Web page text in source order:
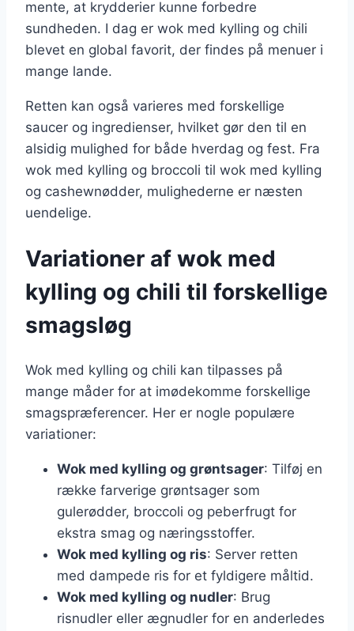
mente, at krydderier kunne forbedre
sundheden. I dag er wok med kylling og chili
blevet en global favorit, der findes på menuer i
mange lande.
Retten kan også varieres med forskellige
saucer og ingredienser, hvilket gør den til en
alsidig mulighed for både hverdag og fest. Fra
wok med kylling og broccoli til wok med kylling
og cashewnødder, mulighederne er næsten
uendelige.
Variationer af wok med
kylling og chili til forskellige
smagsløg
Wok med kylling og chili kan tilpasses på
mange måder for at imødekomme forskellige
smagspræferencer. Her er nogle populære
variationer:
Wok med kylling og grøntsager: Tilføj en
række farverige grøntsager som
gulerødder, broccoli og peberfrugt for
ekstra smag og næringsstoffer.
Wok med kylling og ris: Server retten
med dampede ris for et fyldigere måltid.
Wok med kylling og nudler: Brug
risnudler eller ægnudler for en anderledes